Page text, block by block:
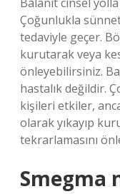
Çoğunlukla
tedaviyle geçer.
kurutarak veya
önleyebilirsiniz.
hastalık değildir.
kişileri etkiler,
olarak yıkayıp
tekrarlamasını
Smegma